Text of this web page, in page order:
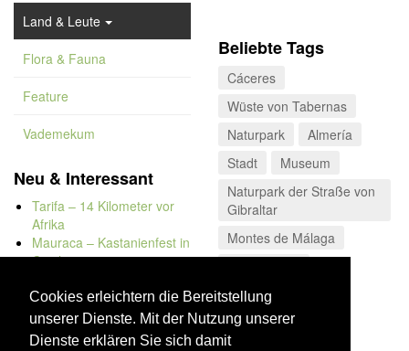
Cookies erleichtern die Bereitstellung
unserer Dienste. Mit der Nutzung unserer
Dienste erklären Sie sich damit
Land & Leute
Flora & Fauna
Feature
Vademekum
Neu & Interessant
Tarifa – 14 Kilometer vor
Afrika
Mauraca – Kastanienfest in
Capileira
Bolonia
Kap Trafalgar
Düne von Bolonia
Beliebte Tags
Cáceres
Wüste von Tabernas
Naturpark
Almería
Stadt
Museum
Naturpark der Straße von
Gibraltar
Montes de Málaga
Kulinarisches